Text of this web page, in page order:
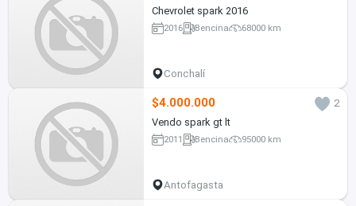
Chevrolet spark 2016
2016 Bencina 68000 km
Conchalí
$4.000.000
2
Vendo spark gt lt
2011 Bencina 95000 km
Antofagasta